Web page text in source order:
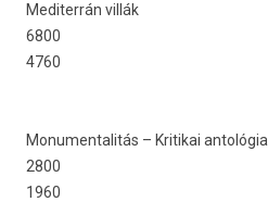
Mediter­rán villák
6800
4760
Monumen­talitás – Kritikai antológia
2800
1960